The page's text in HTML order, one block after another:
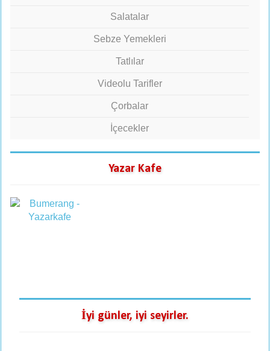
Salatalar
Sebze Yemekleri
Tatlılar
Videolu Tarifler
Çorbalar
İçecekler
Yazar Kafe
İyi günler, iyi seyirler.